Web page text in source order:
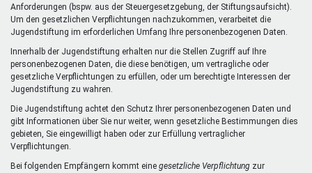
Anforderungen (bspw. aus der Steuergesetzgebung, der Stiftungsaufsicht).
Um den gesetzlichen Verpflichtungen nachzukommen, verarbeitet die
Jugendstiftung im erforderlichen Umfang Ihre personenbezogenen Daten.
Innerhalb der Jugendstiftung erhalten nur die Stellen Zugriff auf Ihre
personenbezogenen Daten, die diese benötigen, um vertragliche oder
gesetzliche Verpflichtungen zu erfüllen, oder um berechtigte Interessen der
Jugendstiftung zu wahren.
Die Jugendstiftung achtet den Schutz Ihrer personenbezogenen Daten und
gibt Informationen über Sie nur weiter, wenn gesetzliche Bestimmungen dies
gebieten, Sie eingewilligt haben oder zur Erfüllung vertraglicher
Verpflichtungen.
Bei folgenden Empfängern kommt eine gesetzliche Verpflichtung zur